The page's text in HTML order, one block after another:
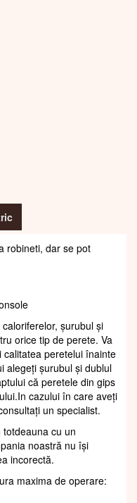
robineti, dar se pot
șurubul și
orice tip de perete. Va
peretelui înainte
alegeți șurubul și dublul
că peretele din gips
cazului în care aveți
un specialist.
cu un
noastră nu își
incorectă.
maxima de operare: